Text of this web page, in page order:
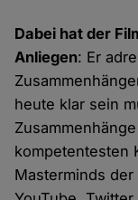
Dabei hat der
Anliegen: Er
heute klar sein
kompetentesten
Masterminds